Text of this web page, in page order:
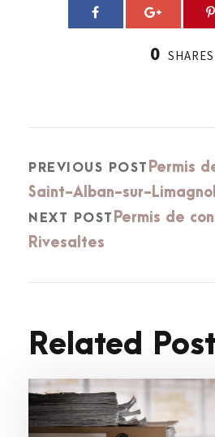
0 SHARES
PREVIOUS POST Permis
Saint-Alban-sur-
NEXT POST Permis de
Rivesaltes
Related